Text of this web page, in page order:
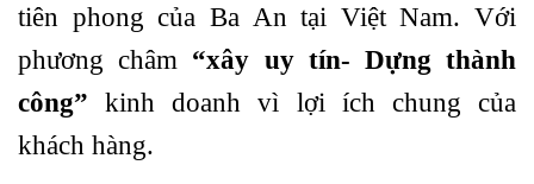
tiên phong của Ba An tại Việt Nam. Với
phương châm “xây uy tín- Dựng thành
công” kinh doanh vì lợi ích chung của
khách hàng.